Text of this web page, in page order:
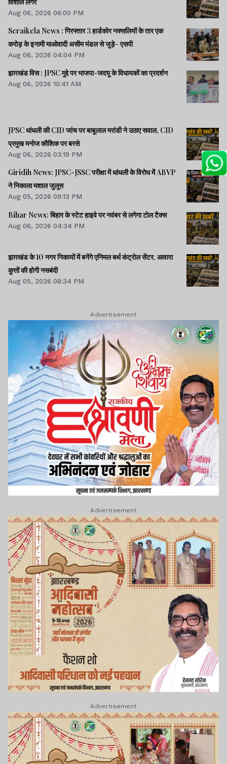
Aug 06, 2026 06:00 PM
Seraikela News : गिरफ्तार 3 हार्डकोर नक्सलियों के तार एक
करोड़ के इनामी माओवादी असीम मंडल से जुड़े- एसपी
Aug 06, 2026 04:04 PM
झारखंड विस : JPSC मुद्दे पर भाजपा-जदयू के विधायकों का प्रदर्शन
Aug 06, 2026 10:41 AM
JPSC धांधली की CID जांच पर बाबूलाल मरांडी ने उठाए सवाल, CID
प्रमुख मनोज कौशिक पर बरसे
Aug 06, 2026 03:19 PM
Giridih News: JPSC-JSSC परीक्षा में धांधली के विरोध में ABVP
ने निकाला मशाल जुलूस
Aug 05, 2026 09:13 PM
Bihar News: बिहार के स्टेट हाइवे पर नवंबर से लगेगा टोल टैक्स
Aug 06, 2026 04:34 PM
झारखंड के 10 नगर निकायों में बनेंगे एनिमल बर्थ कंट्रोल सेंटर, आवारा
कुत्तों की होगी नसबंदी
Aug 05, 2026 08:34 PM
Advertisement
Advertisement
Advertisement